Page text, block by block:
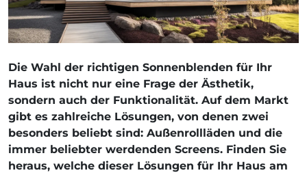
Die Wahl der richtigen Sonnenblenden für Ihr
Haus ist nicht nur eine Frage der Ästhetik,
sondern auch der Funktionalität. Auf dem Markt
gibt es zahlreiche Lösungen, von denen zwei
besonders beliebt sind: Außenrollläden und die
immer beliebter werdenden Screens. Finden Sie
heraus, welche dieser Lösungen für Ihr Haus am